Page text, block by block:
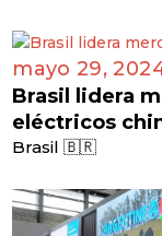
mayo 29,
Brasil lidera
eléctricos
Brasil 🇧🇷